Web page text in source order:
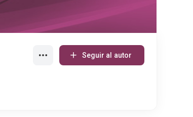
Seguir al autor